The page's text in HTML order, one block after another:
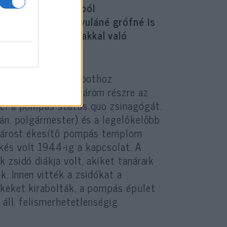
adományokból
Wallis Gyuláné grófné is
egyházakkal való
előtti állapothoz
ban szakadt három részre az
a pompás status quo zsinagógát.
polgármester) és a legelőkelőbb
ékesítő pompás templom
volt 1944-ig a kapcsolat. A
zsidó diákja volt, akiket tanáraik
Innen vitték a zsidókat a
kirabolták, a pompás épület
felismerhetetlenségig